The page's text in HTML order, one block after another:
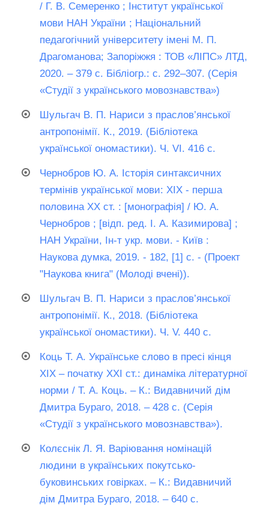
/ Г. В. Семеренко ; Інститут української
мови НАН України ; Національний
педагогічний університету імені М. П.
Драгоманова; Запоріжжя : ТОВ «ЛІПС» ЛТД,
2020. – 379 с. Бібліогр.: с. 292–307. (Серія
«Студії з українського мовознавства»)
Шульгач В. П. Нариси з праслов’янської
антропонімії. К., 2019. (Бібліотека
української ономастики). Ч. VІ. 416 с.
Чернобров Ю. А. Історія синтаксичних
термінів української мови: XIX - перша
половина XX ст. : [монографія] / Ю. А.
Чернобров ; [відп. ред. І. А. Казимирова] ;
НАН України, Ін-т укр. мови. - Київ :
Наукова думка, 2019. - 182, [1] с. - (Проект
"Наукова книга" (Молоді вчені)).
Шульгач В. П. Нариси з праслов’янської
антропонімії. К., 2018. (Бібліотека
української ономастики). Ч. V. 440 с.
Коць Т. А. Українське слово в пресі кiнця
ХIХ – початку ХХІ ст.: динаміка літературної
норми / Т. А. Коць. – К.: Видавничий дiм
Дмитра Бураго, 2018. – 428 с. (Серія
«Студії з українського мовознавства»).
Колєснік Л. Я. Варіювання номінацій
людини в українських покутсько-
буковинських говірках. – К.: Видавничий
дім Дмитра Бураго, 2018. – 640 с.